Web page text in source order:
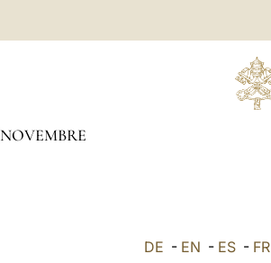
NOVEMBRE
DE - EN - ES - FR